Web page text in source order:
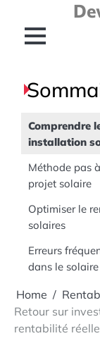
content
Home
Retour sur
rentabilité
Comprendre
installation
Méthode pas
projet solaire
Optimiser le
solaires
Erreurs
dans le solaire